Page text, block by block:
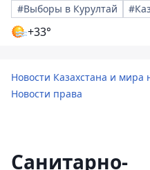
#Выборы в Курултай
+33°
Новости Казахстана и мира
Новости права
Санитарно-